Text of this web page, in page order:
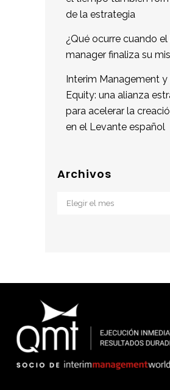
de la estrategia
¿Qué ocurre cuando el
manager finaliza su
Interim Management y
Equity: una alianza
para acelerar la
en el Levante español
Archivos
Archivos